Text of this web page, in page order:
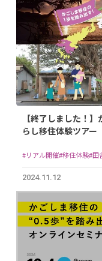
【終了しました！
らし移住体験ツアー
#リアル開催#移住体験#田
2024.11.12